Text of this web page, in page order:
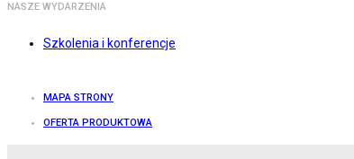
NASZE WYDARZENIA
Szkolenia i konferencje
MAPA STRONY
OFERTA PRODUKTOWA